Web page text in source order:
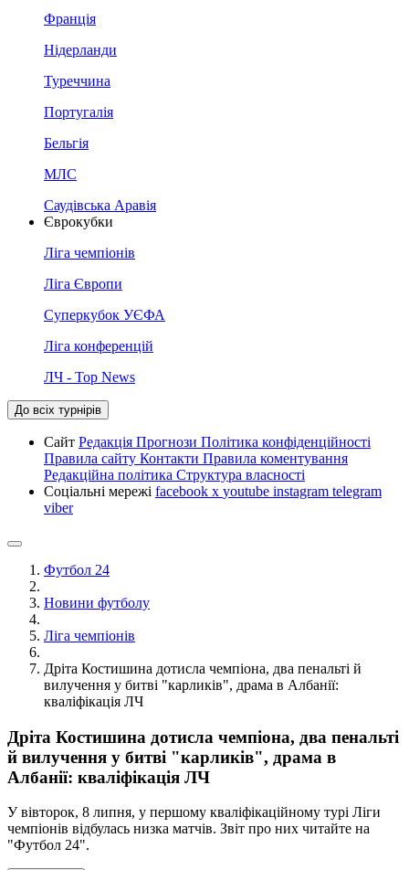
Франція
Нідерланди
Туреччина
Португалія
Бельгія
МЛС
Саудівська Аравія
Єврокубки
Ліга чемпіонів
Ліга Європи
Суперкубок УЄФА
Ліга конференцій
ЛЧ - Top News
До всіх турнірів
Сайт Редакція Прогнози Політика конфіденційності
Правила сайту Контакти Правила коментування
Редакційна політика Структура власності
Соціальні мережі facebook x youtube instagram telegram
viber
Футбол 24
Новини футболу
Ліга чемпіонів
Дріта Костишина дотисла чемпіона, два пенальті й
вилучення у битві "карликів", драма в Албанії:
кваліфікація ЛЧ
Дріта Костишина дотисла чемпіона, два пенальті
й вилучення у битві "карликів", драма в
Албанії: кваліфікація ЛЧ
У вівторок, 8 липня, у першому кваліфікаційному турі Ліги
чемпіонів відбулась низка матчів. Звіт про них читайте на
"Футбол 24".